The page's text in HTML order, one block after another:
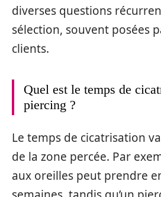
diverses questions
sélection, souvent posées
clients.
Quel est le temps de
piercing ?
Le temps de cicatrisation
de la zone percée. Par
aux oreilles peut prendre